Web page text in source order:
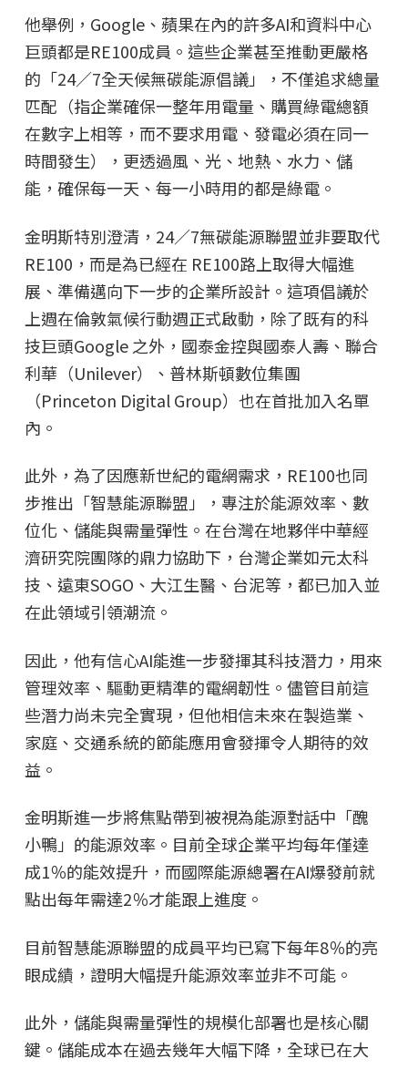
他舉例，Google、蘋果在內的許多AI和資料中心
巨頭都是RE100成員。這些企業甚至推動更嚴格
的「24／7全天候無碳能源倡議」，不僅追求總量
匹配（指企業確保一整年用電量、購買綠電總額
在數字上相等，而不要求用電、發電必須在同一
時間發生），更透過風、光、地熱、水力、儲
能，確保每一天、每一小時用的都是綠電。
金明斯特別澄清，24／7無碳能源聯盟並非要取代
RE100，而是為已經在 RE100路上取得大幅進
展、準備邁向下一步的企業所設計。這項倡議於
上週在倫敦氣候行動週正式啟動，除了既有的科
技巨頭Google 之外，國泰金控與國泰人壽、聯合
利華（Unilever）、普林斯頓數位集團
（Princeton Digital Group）也在首批加入名單
內。
此外，為了因應新世紀的電網需求，RE100也同
步推出「智慧能源聯盟」，專注於能源效率、數
位化、儲能與需量彈性。在台灣在地夥伴中華經
濟研究院團隊的鼎力協助下，台灣企業如元太科
技、遠東SOGO、大江生醫、台泥等，都已加入並
在此領域引領潮流。
因此，他有信心AI能進一步發揮其科技潛力，用來
管理效率、驅動更精準的電網韌性。儘管目前這
些潛力尚未完全實現，但他相信未來在製造業、
家庭、交通系統的節能應用會發揮令人期待的效
益。
金明斯進一步將焦點帶到被視為能源對話中「醜
小鴨」的能源效率。目前全球企業平均每年僅達
成1％的能效提升，而國際能源總署在AI爆發前就
點出每年需達2％才能跟上進度。
目前智慧能源聯盟的成員平均已寫下每年8％的亮
眼成績，證明大幅提升能源效率並非不可能。
此外，儲能與需量彈性的規模化部署也是核心關
鍵。儲能成本在過去幾年大幅下降，全球已在大